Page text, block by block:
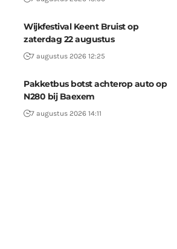
Wijkfestival Keent Bruist op
zaterdag 22 augustus
7 augustus 2026 12:25
Pakketbus botst achterop auto op
N280 bij Baexem
7 augustus 2026 14:11